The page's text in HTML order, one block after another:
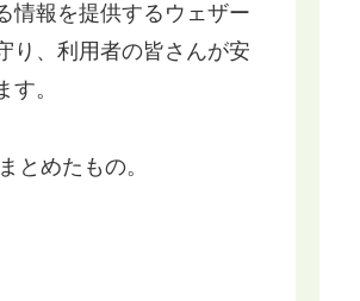
情報を提供するウェザー
り、利用者の皆さんが安
。
とめたもの。